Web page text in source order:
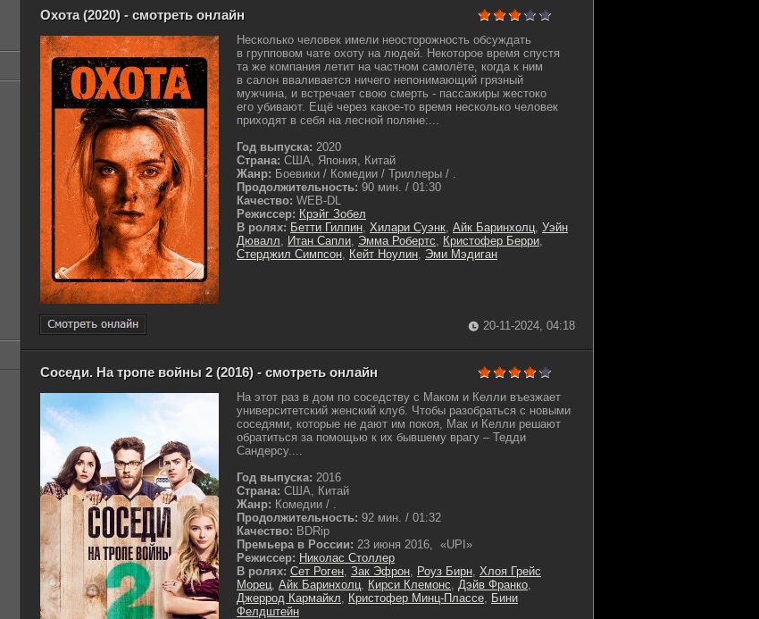
Охота (2020) - смотреть онлайн
Несколько человек имели неосторожность обсуждать
в групповом чате охоту на людей. Некоторое время спустя
та же компания летит на частном самолёте, когда к ним
в салон вваливается ничего непонимающий грязный
мужчина, и встречает свою смерть - пассажиры жестоко
его убивают. Ещё через какое-то время несколько человек
приходят в себя на лесной поляне:...
Год выпуска: 2020
Страна: США, Япония, Китай
Жанр: Боевики / Комедии / Триллеры / .
Продолжительность: 90 мин. / 01:30
Качество: WEB-DL
Режиссер: Крэйг Зобел
В ролях: Бетти Гилпин, Хилари Суэнк, Айк Баринхолц, Уэйн
Дювалл, Итан Сапли, Эмма Робертс, Кристофер Берри,
Стерджил Симпсон, Кейт Ноулин, Эми Мэдиган
20-11-2024, 04:18
Соседи. На тропе войны 2 (2016) - смотреть онлайн
На этот раз в дом по соседству с Маком и Келли въезжает
университетский женский клуб. Чтобы разобраться с новыми
соседями, которые не дают им покоя, Мак и Келли решают
обратиться за помощью к их бывшему врагу – Тедди
Сандерсу....
Год выпуска: 2016
Страна: США, Китай
Жанр: Комедии / .
Продолжительность: 92 мин. / 01:32
Качество: BDRip
Премьера в России: 23 июня 2016, «UPI»
Режиссер: Николас Столлер
В ролях: Сет Роген, Зак Эфрон, Роуз Бирн, Хлоя Грейс
Морец, Айк Баринхолц, Кирси Клемонс, Дэйв Франко,
Джеррод Кармайкл, Кристофер Минц-Плассе, Бини
Фелдштейн